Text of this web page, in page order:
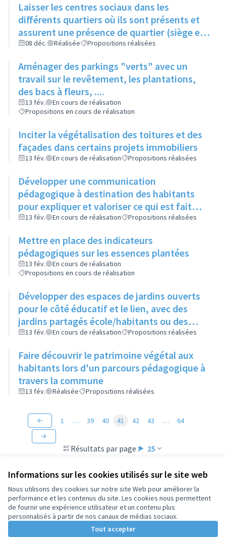
Informations sur les cookies utilisés sur le site web
Nous utilisons des cookies sur notre site Web pour améliorer la
performance et les contenus du site. Les cookies nous permettent
de fournir une expérience utilisateur et un contenu plus
personnalisés à partir de nos canaux de médias sociaux.
Tout accepter
Laisser les centres sociaux dans les
différents quartiers où ils sont présents et
assurent une présence de quartier (siège et
annexes), des annexes seraient à ajouter à la
08 déc. Réalisée Propositions réalisées
Aménager des parkings "verts" avec un
travail sur le revêtement, les plantations,
des bacs à fleurs, ....
13 fév.
En cours de réalisation
Propositions en cours de réalisation
Inciter la végétalisation des toitures et des
façades dans certains projets immobiliers
13 fév. En cours de réalisation Propositions réalisées
Développer une communication
pédagogique à destination des habitants
pour expliquer et valoriser ce qui est fait
autour des espaces extérieurs
13 fév. En cours de réalisation Propositions réalisées
Mettre en place des indicateurs
pédagogiques sur les essences plantées
13 fév.
En cours de réalisation
Propositions en cours de réalisation
Développer des espaces de jardins ouverts
pour le côté éducatif et le lien, avec des
jardins partagés école/habitants ou des
plantations fruitières accessibles à tous, des
13 fév. En cours de réalisation Propositions réalisées
Faire découvrir le patrimoine végétal aux
habitants lors d'un parcours pédagogique à
travers la commune
13 fév. Réalisée Propositions réalisées
Résultats par page : 25
1 … 39 40 41 42 43 … 64
Conditions d'utilisation
Paramètres des cookies